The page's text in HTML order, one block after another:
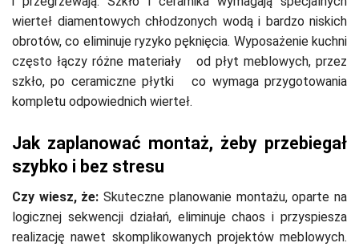
wierteł diamentowych chłodzonych wodą i bardzo niskich
obrotów, co eliminuje ryzyko pęknięcia. Wyposażenie kuchni
często łączy różne materiały od płyt meblowych, przez
szkło, po ceramiczne płytki co wymaga przygotowania
kompletu odpowiednich wierteł.
Jak zaplanować montaż, żeby przebiegał
szybko i bez stresu
Czy wiesz, że: Skuteczne planowanie montażu, oparte na
logicznej sekwencji działań, eliminuje chaos i przyspiesza
realizację nawet skomplikowanych projektów meblowych.